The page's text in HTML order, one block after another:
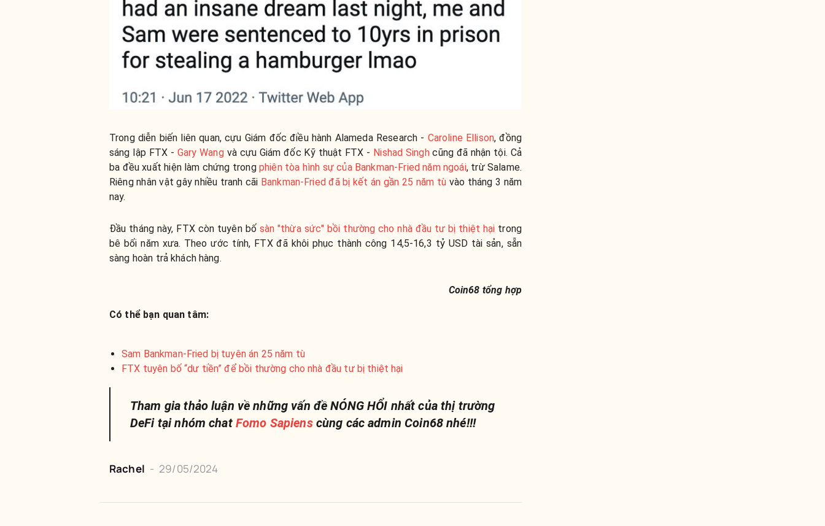
Trong diễn biến liên quan, cựu Giám đốc điều hành Alameda Research - Caroline Ellison, đồng
sáng lập FTX - Gary Wangvà cựu Giám đốc Kỹ thuật FTX - Nishad Singhcũng đã nhận tội. Cả
ba đều xuất hiện làm chứng trong phiên tòa hình sự của Bankman-Fried năm ngoái, trừ Salame.
Riêng nhân vật gây nhiều tranh cãi Bankman-Fried đã bị kết án gần 25 năm tù vào tháng 3 năm
nay.
Đầu tháng này, FTX còn tuyên bố sàn "thừa sức" bồi thường cho nhà đầu tư bị thiệt hại trong
bê bối năm xưa. Theo ước tính, FTX đã khôi phục thành công 14,5-16,3 tỷ USD tài sản, sẵn
sàng hoàn trả khách hàng.
Coin68 tổng hợp
Có thể bạn quan tâm:
Sam Bankman-Fried bị tuyên án 25 năm tù
FTX tuyên bố “dư tiền” để bồi thường cho nhà đầu tư bị thiệt hại
Tham gia thảo luận về những vấn đề NÓNG HỔI nhất của thị trường
DeFi tại nhóm chat Fomo Sapienscùng các admin Coin68 nhé!!!
Rachel - 29/05/2024